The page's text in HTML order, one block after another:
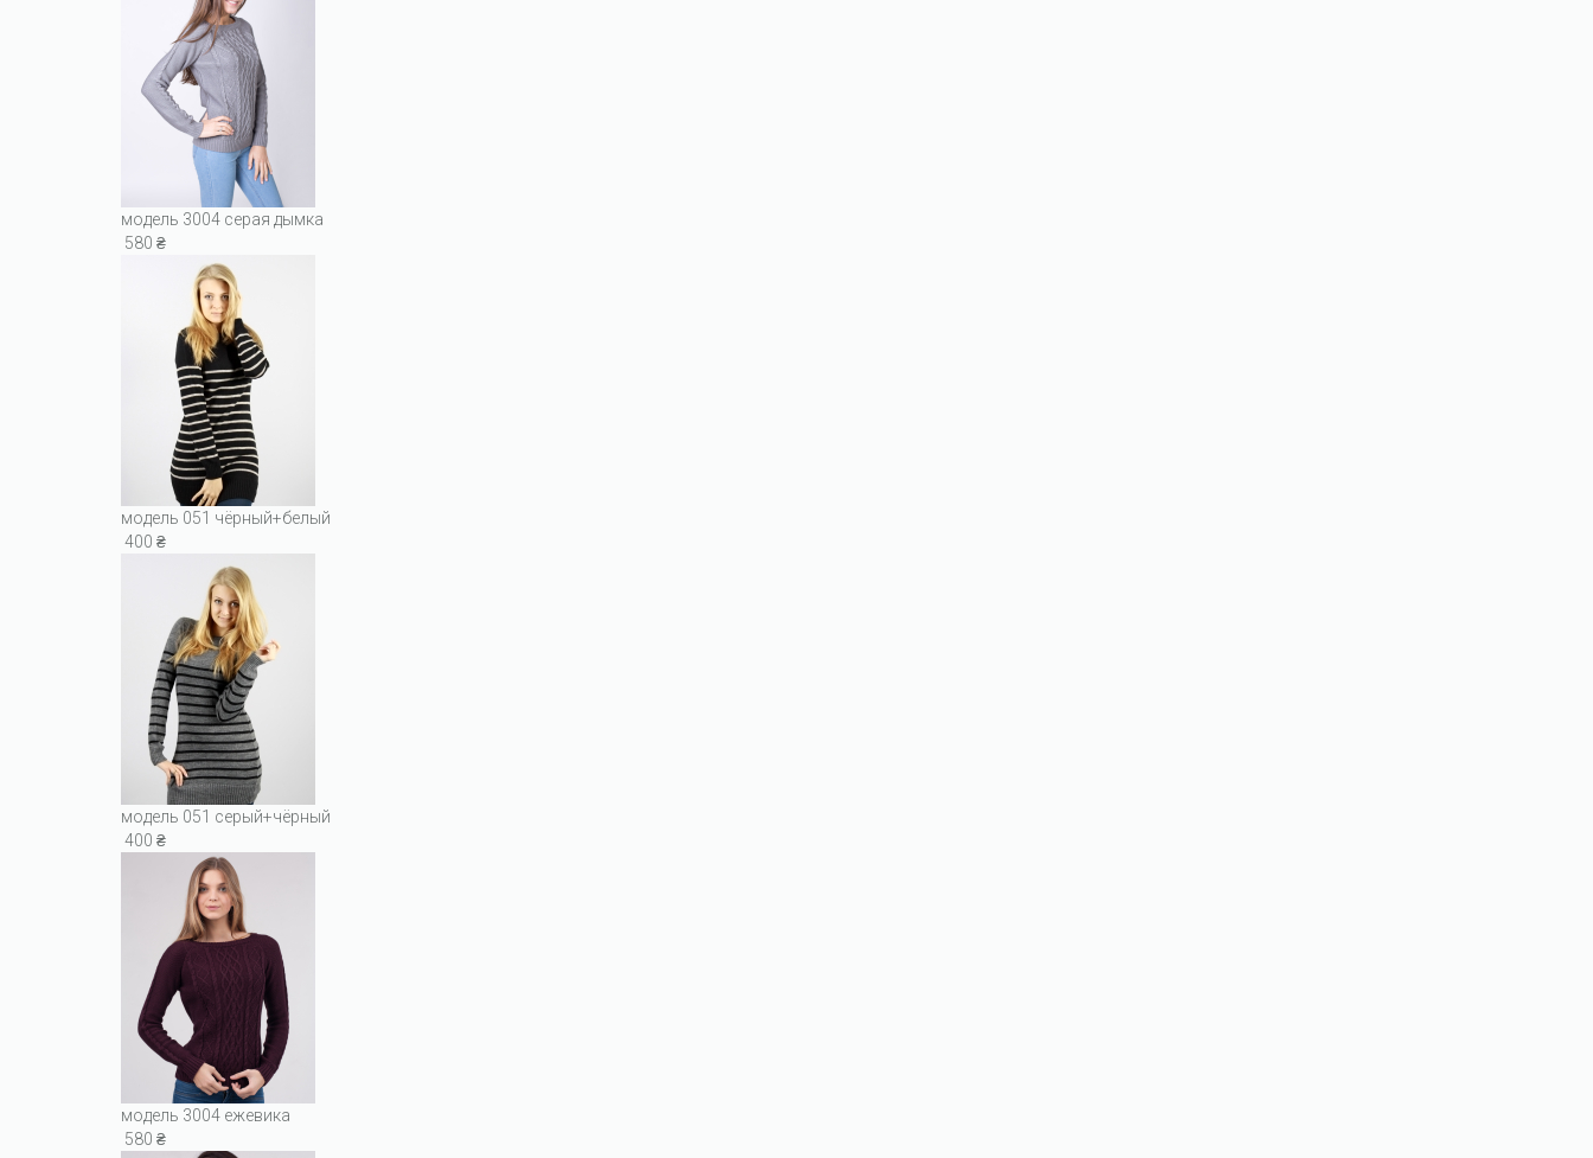
модель 3004 серая дымка
580 ₴
модель 051 чёрный+белый
400 ₴
модель 051 серый+чёрный
400 ₴
модель 3004 ежевика
580 ₴